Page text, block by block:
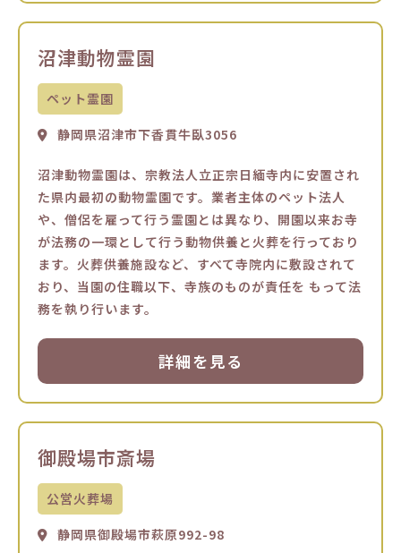
沼津動物霊園
ペット霊園
静岡県沼津市下香貫牛臥3056
沼津動物霊園は、宗教法人立正宗日緬寺内に安置され
た県内最初の動物霊園です。業者主体のペット法人
や、僧侶を雇って行う霊園とは異なり、開園以来お寺
が法務の一環として行う動物供養と火葬を行っており
ます。火葬供養施設など、すべて寺院内に敷設されて
おり、当園の住職以下、寺族のものが責任を もって法
務を執り行います。
詳細を見る
御殿場市斎場
公営火葬場
静岡県御殿場市萩原992-98